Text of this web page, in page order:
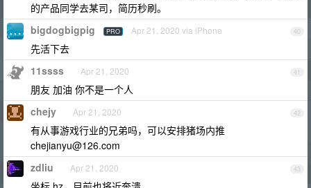
的产品同学去某司，简历秒刷。
40
bigdogbigpig PRO Apr 21, 2020 via iPhone
先活下去
41
11ssss Apr 21, 2020
朋友 加油 你不是一个人
42
chejy Apr 21, 2020
有从事游戏行业的兄弟吗，可以安排猪场内推
chejianyu@126.com
43
zdliu Apr 21, 2020